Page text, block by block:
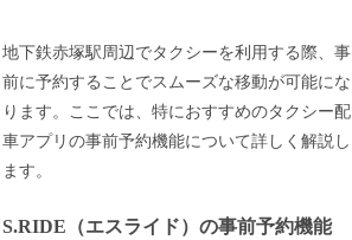
地下鉄赤塚駅周辺でタクシーを利用する際、事
前に予約することでスムーズな移動が可能にな
ります。ここでは、特におすすめのタクシー配
車アプリの事前予約機能について詳しく解説し
ます。
S.RIDE（エスライド）の事前予約機能